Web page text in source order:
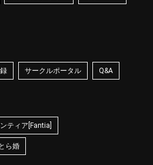
サークルポータル Q&A
ティア[Fantia]
とら婚